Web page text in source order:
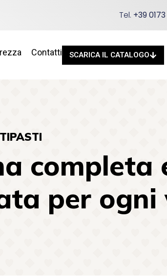
Tel. +39
Contatti SCARICA IL CATALOGO
completa
per ogni